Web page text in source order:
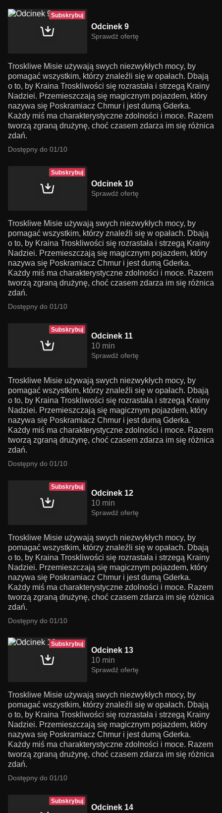
Subskrybuj
Odcinek 9
Sprawdź ofertę
Troskliwe Misie używają swych niezwykłych mocy, by
pomagać wszystkim, którzy znaleźli się w opałach. Dbają
o to, by Kraina Troskliwości się rozrastała i strzegą Krainy
Nadziei. Przemieszczają się magicznym pojazdem, który
nazywa się Poskramiacz Chmur i jest dumą Gderka.
Każdy miś ma charakterystyczne zdolności i moce. Razem
tworzą zgraną drużynę, choć czasem zdarza im się różnica
zdań.
Dostępny do 01/10
Subskrybuj
Odcinek 10
Sprawdź ofertę
Troskliwe Misie używają swych niezwykłych mocy, by
pomagać wszystkim, którzy znaleźli się w opałach. Dbają
o to, by Kraina Troskliwości się rozrastała i strzegą Krainy
Nadziei. Przemieszczają się magicznym pojazdem, który
nazywa się Poskramiacz Chmur i jest dumą Gderka.
Każdy miś ma charakterystyczne zdolności i moce. Razem
tworzą zgraną drużynę, choć czasem zdarza im się różnica
zdań.
Dostępny do 01/10
Subskrybuj
Odcinek 11
10 min
Sprawdź ofertę
Troskliwe Misie używają swych niezwykłych mocy, by
pomagać wszystkim, którzy znaleźli się w opałach. Dbają
o to, by Kraina Troskliwości się rozrastała i strzegą Krainy
Nadziei. Przemieszczają się magicznym pojazdem, który
nazywa się Poskramiacz Chmur i jest dumą Gderka.
Każdy miś ma charakterystyczne zdolności i moce. Razem
tworzą zgraną drużynę, choć czasem zdarza im się różnica
zdań.
Dostępny do 01/10
Subskrybuj
Odcinek 12
10 min
Sprawdź ofertę
Troskliwe Misie używają swych niezwykłych mocy, by
pomagać wszystkim, którzy znaleźli się w opałach. Dbają
o to, by Kraina Troskliwości się rozrastała i strzegą Krainy
Nadziei. Przemieszczają się magicznym pojazdem, który
nazywa się Poskramiacz Chmur i jest dumą Gderka.
Każdy miś ma charakterystyczne zdolności i moce. Razem
tworzą zgraną drużynę, choć czasem zdarza im się różnica
zdań.
Dostępny do 01/10
Subskrybuj
Odcinek 13
10 min
Sprawdź ofertę
Troskliwe Misie używają swych niezwykłych mocy, by
pomagać wszystkim, którzy znaleźli się w opałach. Dbają
o to, by Kraina Troskliwości się rozrastała i strzegą Krainy
Nadziei. Przemieszczają się magicznym pojazdem, który
nazywa się Poskramiacz Chmur i jest dumą Gderka.
Każdy miś ma charakterystyczne zdolności i moce. Razem
tworzą zgraną drużynę, choć czasem zdarza im się różnica
zdań.
Dostępny do 01/10
Subskrybuj
Odcinek 14